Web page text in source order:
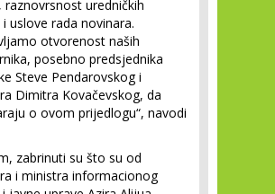
raznovrsnost uredničkih
uslove rada novinara.
otvorenost naših
posebno predsjednika
Steve Pendarovskog i
Dimitra Kovačevskog, da
o ovom prijedlogu“, navodi
zabrinuti su što su od
i ministra informacionog